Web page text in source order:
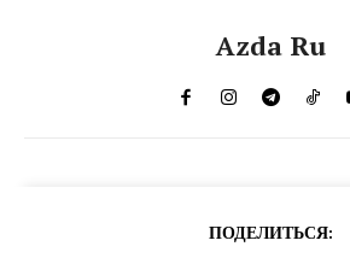
Azda Ru
ПОДЕЛИТЬСЯ: